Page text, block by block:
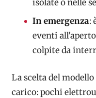
isolate o nelle
In emergenza:
eventi
colpite da
La scelta del
carico: pochi